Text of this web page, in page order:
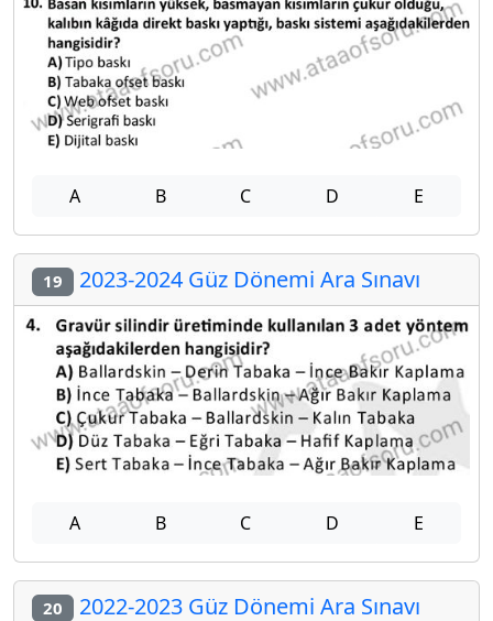
A B C D E
19 2023-2024 Güz Dönemi Ara Sınavı
A B C D E
20 2022-2023 Güz Dönemi Ara Sınavı